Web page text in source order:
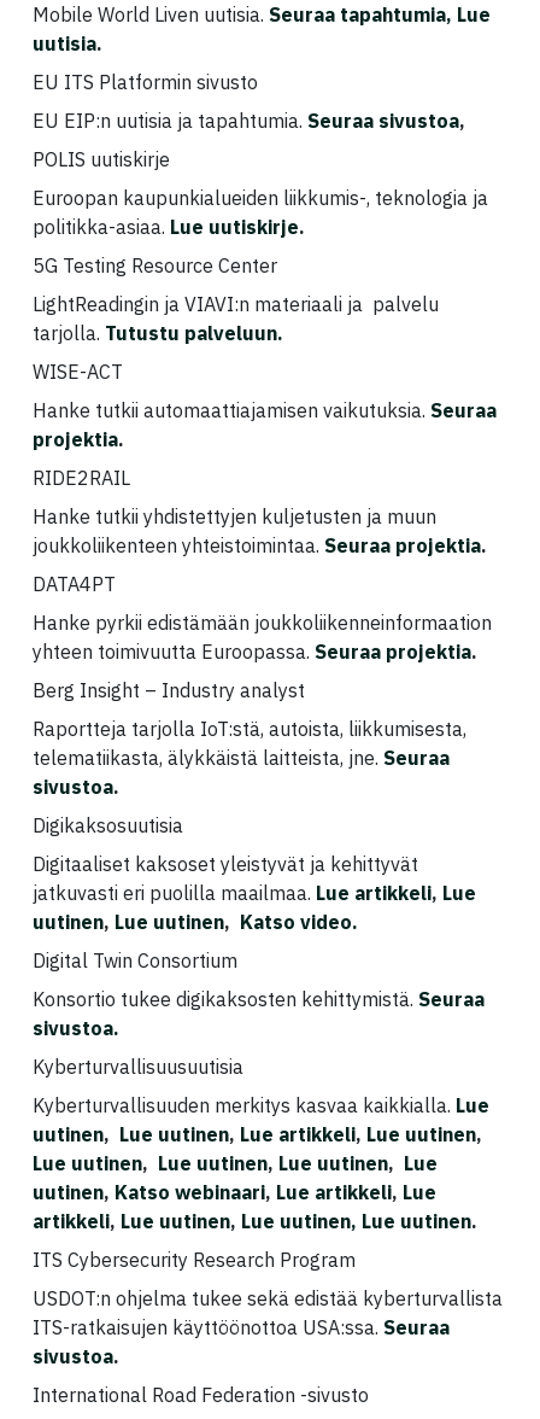
Mobile World Liven uutisia. Seuraa tapahtumia, Lue
uutisia.
EU ITS Platformin sivusto
EU EIP:n uutisia ja tapahtumia. Seuraa sivustoa,
POLIS uutiskirje
Euroopan kaupunkialueiden liikkumis-, teknologia ja
politikka-asiaa. Lue uutiskirje.
5G Testing Resource Center
LightReadingin ja VIAVI:n materiaali ja palvelu
tarjolla. Tutustu palveluun.
WISE-ACT
Hanke tutkii automaattiajamisen vaikutuksia. Seuraa
projektia.
RIDE2RAIL
Hanke tutkii yhdistettyjen kuljetusten ja muun
joukkoliikenteen yhteistoimintaa. Seuraa projektia.
DATA4PT
Hanke pyrkii edistämään joukkoliikenneinformaation
yhteen toimivuutta Euroopassa. Seuraa projektia.
Berg Insight – Industry analyst
Raportteja tarjolla IoT:stä, autoista, liikkumisesta,
telematiikasta, älykkäistä laitteista, jne. Seuraa
sivustoa.
Digikaksosuutisia
Digitaaliset kaksoset yleistyvät ja kehittyvät
jatkuvasti eri puolilla maailmaa. Lue artikkeli, Lue
uutinen, Lue uutinen, Katso video.
Digital Twin Consortium
Konsortio tukee digikaksosten kehittymistä. Seuraa
sivustoa.
Kyberturvallisuusuutisia
Kyberturvallisuuden merkitys kasvaa kaikkialla. Lue
uutinen, Lue uutinen, Lue artikkeli, Lue uutinen,
Lue uutinen, Lue uutinen, Lue uutinen, Lue
uutinen, Katso webinaari, Lue artikkeli, Lue
artikkeli, Lue uutinen, Lue uutinen, Lue uutinen.
ITS Cybersecurity Research Program
USDOT:n ohjelma tukee sekä edistää kyberturvallista
ITS-ratkaisujen käyttöönottoa USA:ssa. Seuraa
sivustoa.
International Road Federation -sivusto